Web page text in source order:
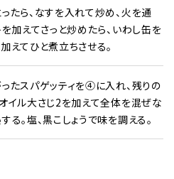
たら、なすを入れて炒め、火を通
を加えてさっと炒めたら、いわし缶を
えてひと煮立ちさせる。
たスパゲッティを④に入れ、残りの
イル大さじ2を加えて全体を混ぜな
る。塩、黒こしょうで味を調える。